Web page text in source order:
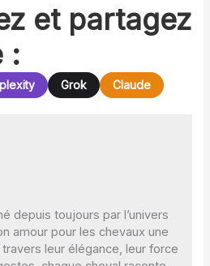
et partagez
:
Grok Claude
depuis toujours par l’univers
amour pour les chevaux une
leur élégance, leur force